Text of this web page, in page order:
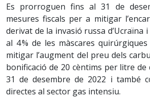
Es prorroguen fins al 31 de
mesures fiscals per a mitigar
derivat de la invasió russa d’Ucraïna i
al 4 % de les màscares
mitigar l’augment del preu dels
bonificació de 20 cèntims per litre
31 de desembre de 2022 i també
directes al sector gas intensiu.